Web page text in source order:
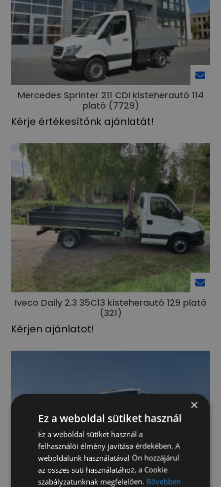
Mercedes Sprinter 211 CDI kisteherautó 114
plató (7729)
Kérje értékesítőnk ajánlatát!
Iveco Daily 2.3 35C13 kisteherautó 129 plató
(321)
Kérjen ajánlatot!
×
Ez a weboldal sütiket használ
Ez a weboldal sütiket használ a
felhasználói élmény javítása érdekében. A
weboldalunk használatával Ön hozzájárul
az összes süti használatához, a Cookie
szabályzatunknak megfelelően. Bővebben